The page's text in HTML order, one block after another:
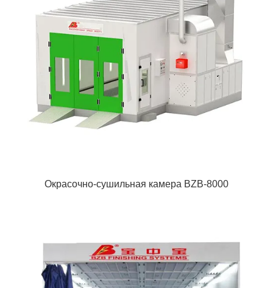
Окрасочно-сушильная камера BZB-8000